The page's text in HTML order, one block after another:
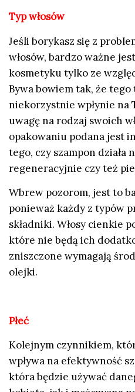
Typ włosów
Jeśli borykasz się z
włosów, bardzo ważne
kosmetyku tylko ze
Bywa bowiem tak, że
niekorzystnie wpłynie na
uwagę na rodzaj swoich
opakowaniu podana jest
tego, czy szampon działa
regeneracyjnie czy też
Wbrew pozorom, jest to
ponieważ każdy z typów
składniki. Włosy cienkie
które nie będą ich
zniszczone wymagają
olejki.
Płeć
Kolejnym czynnikiem,
wpływa na efektywność
która będzie używać